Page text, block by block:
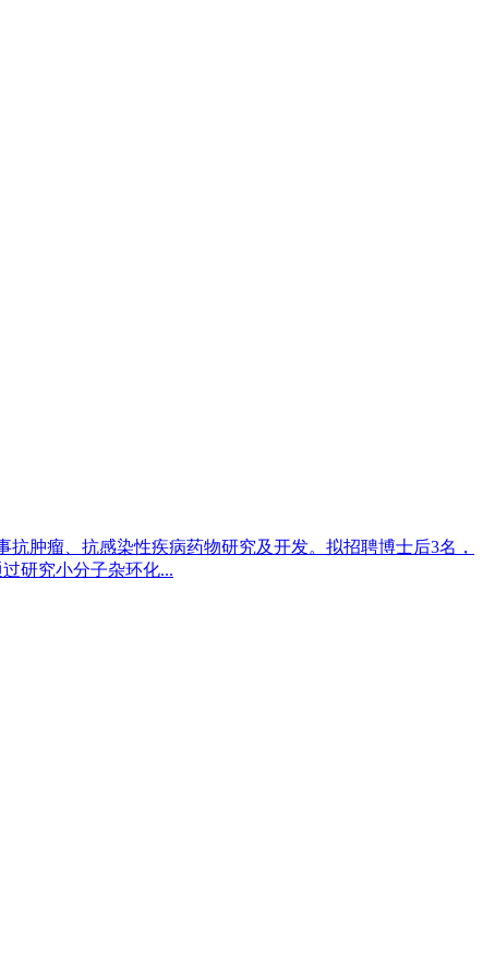
肿瘤、抗感染性疾病药物研究及开发。拟招聘博士后3名，
研究小分子杂环化...